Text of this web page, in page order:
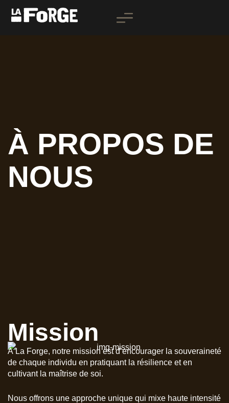
À PROPOS DE
NOUS
Mission
À La Forge, notre mission est d’encourager la souveraineté
de chaque individu en pratiquant la résilience et en
cultivant la maîtrise de soi.
Nous offrons une approche unique qui mixe haute intensité